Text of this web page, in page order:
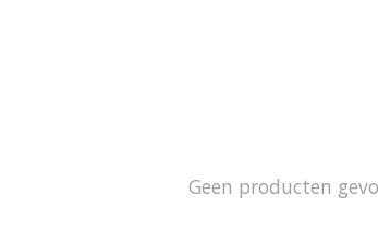
Geen producten